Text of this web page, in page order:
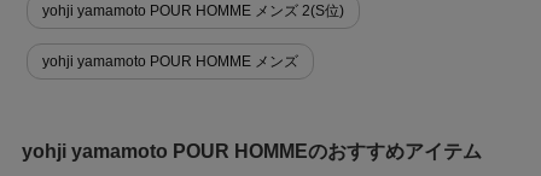
yohji yamamoto POUR HOMME メンズ 2(S位)
yohji yamamoto POUR HOMME メンズ
yohji yamamoto POUR HOMMEのおすすめアイテム